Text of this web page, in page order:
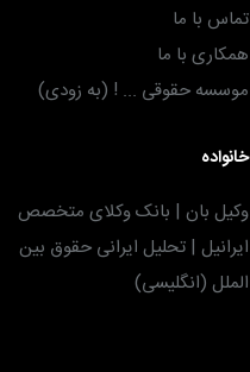
تماس با ما
همکاری با ما
موسسه حقوقی ... ! (به زودی)
خانواده
وکیل بان | بانک وکلای متخصص
ایرانیل | تحلیل ایرانی حقوق بین
الملل (انگلیسی)